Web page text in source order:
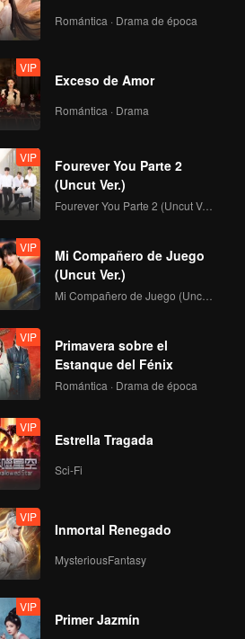
138
142
144
148
150
Romántica · Drama de época
VIP
Exceso de Amor
Romántica · Drama
VIP
Fourever You Parte 2
(Uncut Ver.)
Fourever You Parte 2 (Uncut Ver.)
VIP
Mi Compañero de Juego
(Uncut Ver.)
Mi Compañero de Juego (Uncut Ver.)
VIP
Primavera sobre el
Estanque del Fénix
Romántica · Drama de época
VIP
Estrella Tragada
Sci-Fi
VIP
Inmortal Renegado
MysteriousFantasy
VIP
Primer Jazmín